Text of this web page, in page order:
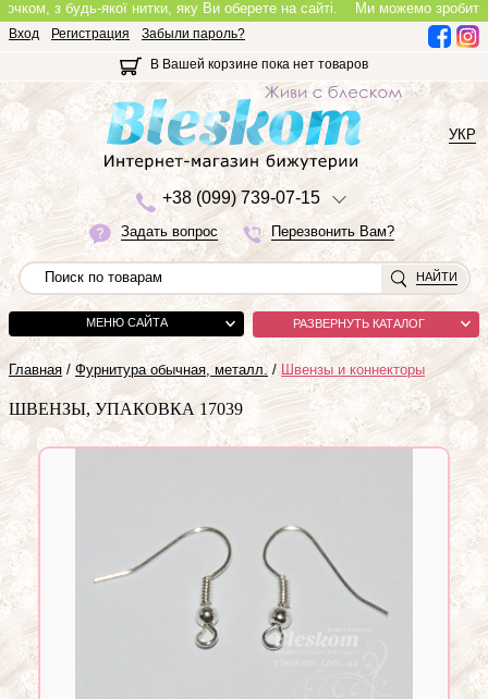
з будь-якої нитки, яку Ви оберете на сайті.Ми можемо зробити
Вход Регистрация
Забыли пароль?
В Вашей корзине пока нет товаров
+38 (099) 739-07-15
Задать вопрос Перезвонить Вам?
УКР
НАЙТИ
МЕНЮ САЙТА РАЗВЕРНУТЬ КАТАЛОГ
Главная / Фурнитура обычная, металл. / Швензы и коннекторы
ШВЕНЗЫ, УПАКОВКА 17039